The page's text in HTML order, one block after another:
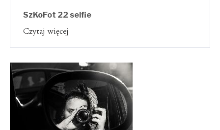
SzKoFot 22 selfie
Czytaj więcej